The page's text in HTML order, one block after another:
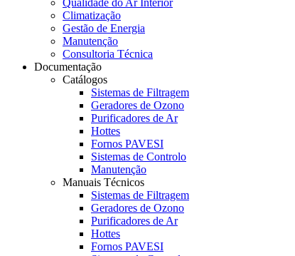
Qualidade do Ar Interior
Climatização
Gestão de Energia
Manutenção
Consultoria Técnica
Documentação
Catálogos
Sistemas de Filtragem
Geradores de Ozono
Purificadores de Ar
Hottes
Fornos PAVESI
Sistemas de Controlo
Manutenção
Manuais Técnicos
Sistemas de Filtragem
Geradores de Ozono
Purificadores de Ar
Hottes
Fornos PAVESI